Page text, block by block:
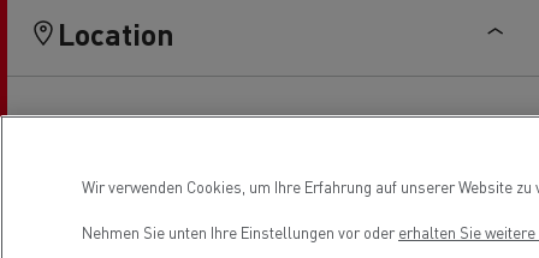
Location
Wir verwenden Cookies, um Ihre Erfahrung auf unserer Website
Nehmen Sie unten Ihre Einstellungen vor oder erhalten Sie